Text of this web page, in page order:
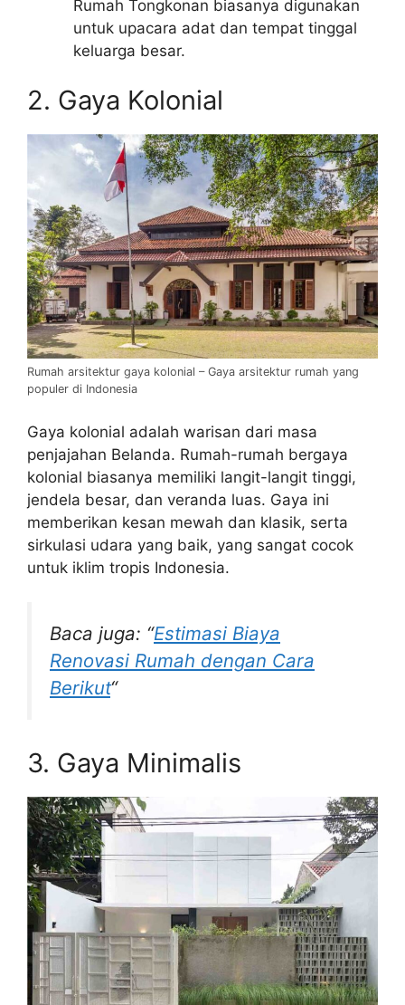
Rumah Tongkonan biasanya digunakan
untuk upacara adat dan tempat tinggal
keluarga besar.
2. Gaya Kolonial
Rumah arsitektur gaya kolonial – Gaya arsitektur rumah yang
populer di Indonesia
Gaya kolonial adalah warisan dari masa
penjajahan Belanda. Rumah-rumah bergaya
kolonial biasanya memiliki langit-langit tinggi,
jendela besar, dan veranda luas. Gaya ini
memberikan kesan mewah dan klasik, serta
sirkulasi udara yang baik, yang sangat cocok
untuk iklim tropis Indonesia.
Baca juga: “Estimasi Biaya
Renovasi Rumah dengan Cara
Berikut“
3. Gaya Minimalis